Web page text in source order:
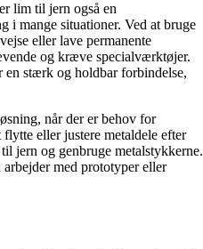
lim til jern også en
i mange situationer. Ved at bruge
eller lave permanente
og kræve specialværktøjer.
stærk og holdbar forbindelse,
når der er behov for
eller justere metaldele efter
jern og genbruge metalstykkerne.
med prototyper eller